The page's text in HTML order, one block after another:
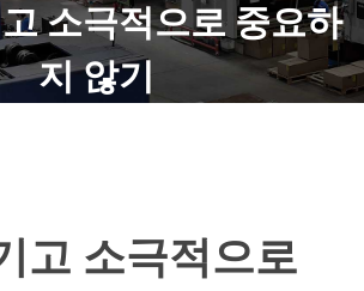
소극적으로 중요하
지 않기
고 소극적으로